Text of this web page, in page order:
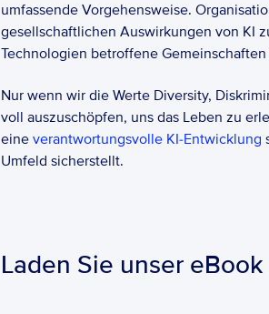
umfassende Vorgehensweise.
gesellschaftlichen Auswirkungen von KI
Technologien betroffene
Nur wenn wir die Werte Diversity,
voll auszuschöpfen, uns das Leben zu
eine verantwortungsvolle KI-Entwicklung
Umfeld sicherstellt.
Laden Sie unser